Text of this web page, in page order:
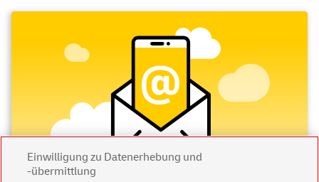
C6/5 bis 20 g werden alsStandardbriefe
dieser Briefmarkenkategorie finden Sie besonders
viele Motive und sicherlich für jeden Geschmack was
Falls der Brief doch bisschen schwerer ausfällt, jedoch
nicht mehr als 50 g, sollten Sie zum
wechseln. Auch hier finden Sie Briefmarken in
verschiedenen Ausführungen.
Großbriefe
Einwilligung zu Datenerhebung und
-übermittlung